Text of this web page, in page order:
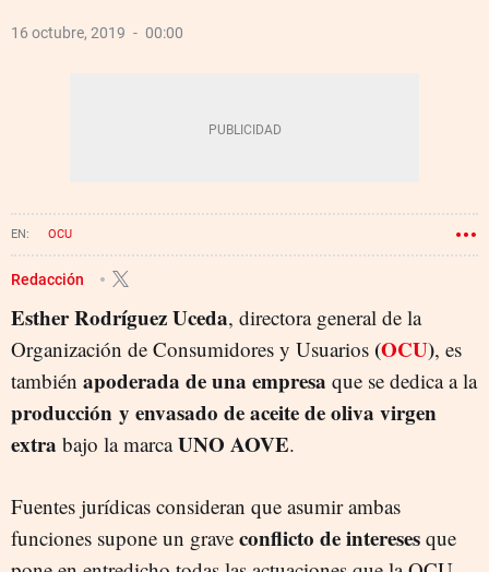
16 octubre, 2019 00:00
OCU
Redacción
Esther Rodríguez Uceda, directora general de la
Organización de Consumidores y Usuarios (OCU), es
también apoderada de una empresa que se dedica a la
producción y envasado de aceite de oliva virgen
extra bajo la marcaUNO AOVE.
Fuentes jurídicas consideran que asumir ambas
funciones supone un grave conflicto de intereses que